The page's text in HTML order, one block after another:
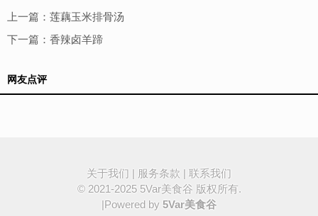
上一篇： 莲藕玉米排骨汤
下一篇： 香辣卤羊蹄
网友点评
关于我们 | 服务条款 | 联系我们
© 2021-2025 5Var美食谷 版权所有.
|Powered by 5Var美食谷